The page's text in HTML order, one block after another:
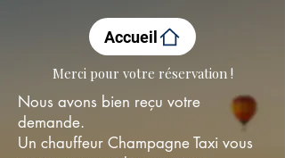
Accueil
Merci pour votre réservation !
Nous avons bien reçu votre
demande.
Un chauffeur Champagne Taxi vous